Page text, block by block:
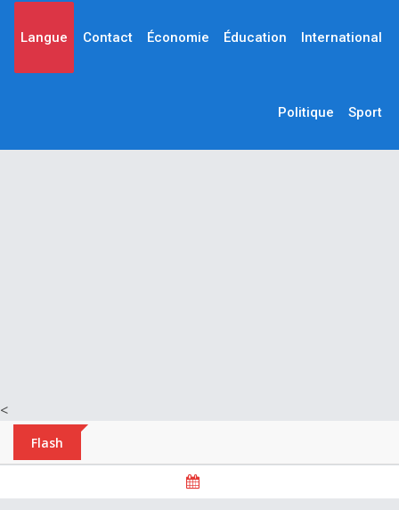
<
Langue Contact Économie Éducation International
Politique Sport
Flash